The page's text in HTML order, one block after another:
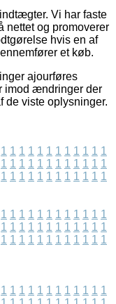
Vi har faste
nettet og promoverer
hvis en af
et køb.
ajourføres
imod ændringer der
de viste oplysninger.
1 1 1 1 1 1 1 1 1 1 1 1
1 1 1 1 1 1 1 1 1 1 1 1
1 1 1 1 1 1 1 1 1 1 1 1
1 1 1 1 1 1 1 1 1 1 1 1
1 1 1 1 1 1 1 1 1 1 1 1
1 1 1 1 1 1 1 1 1 1 1 1
1 1 1 1 1 1 1 1 1 1 1 1